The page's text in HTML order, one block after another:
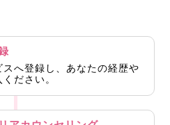
って詳細なセキュリティレビ
チ機能を備えたAIにセキュリ
へ登録し、あなたの経歴や
ださい。